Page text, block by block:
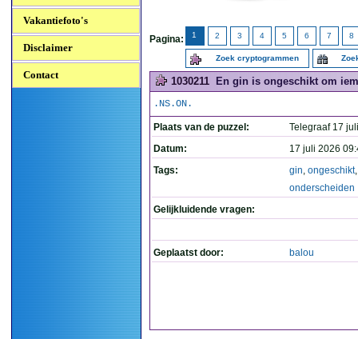
Vakantiefoto's
Disclaimer
Contact
Pagina: 1 2 3 4 5 6 7 8
Zoek cryptogrammen
1030211 En gin is ongeschikt om
.NS.ON.
Plaats van de puzzel:
Telegraaf 17 juli
Datum:
17 juli 2026
Tags:
gin, ongeschikt
onderscheiden
Gelijkluidende vragen:
Geplaatst door: balou